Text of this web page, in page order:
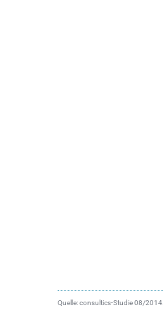
Quelle: consultics-Studie 08/2014.